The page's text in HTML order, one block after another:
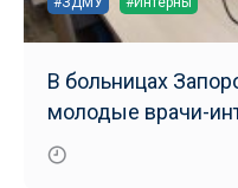
В больницах
молодые врачи-